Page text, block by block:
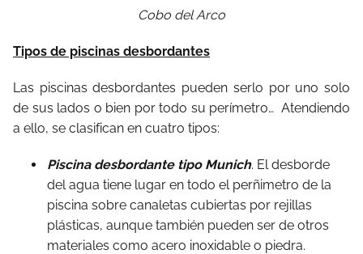
Cobo del Arco
Tipos de piscinas desbordantes
Las piscinas desbordantes pueden serlo por uno solo
de sus lados o bien por todo su perímetro… Atendiendo
a ello, se clasifican en cuatro tipos:
Piscina desbordante tipo Munich. El desborde
del agua tiene lugar en todo el perñimetro de la
piscina sobre canaletas cubiertas por rejillas
plásticas, aunque también pueden ser de otros
materiales como acero inoxidable o piedra.